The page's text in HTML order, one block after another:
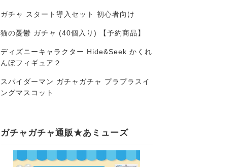
ガチャ スタート導入セット 初心者向け
猫の憂鬱 ガチャ (40個入り) 【予約商品】
ディズニーキャラクター Hide&Seek かくれ
んぼフィギュア２
スパイダーマン ガチャガチャ プラプラスイ
ングマスコット
ガチャガチャ通販★あミューズ